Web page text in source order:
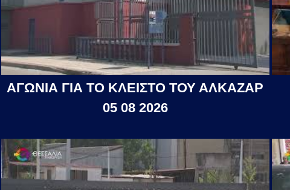
ΑΓΩΝΙΑ ΓΙΑ ΤΟ ΚΛΕΙΣΤΟ ΤΟΥ ΑΛΚΑΖΑΡ
05 08 2026